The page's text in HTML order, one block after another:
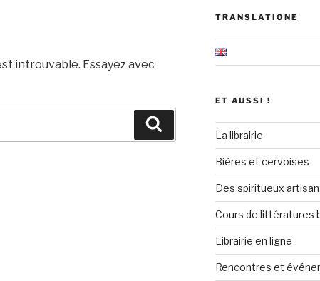
introuvable. Essayez avec
Recherche
TRANSLATIONE
ET AUSSI !
La librairie
Bières et cervoises
Des spiritueux
Cours de littératures
Librairie en ligne
Rencontres et